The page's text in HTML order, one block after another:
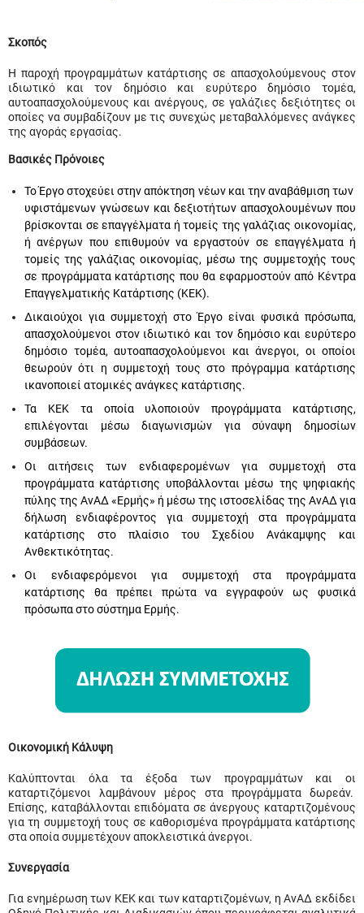
Σκοπός
Η παροχή προγραμμάτων κατάρτισης σε απασχολούμενους στον
ιδιωτικό και τον δημόσιο και ευρύτερο δημόσιο τομέα,
αυτοαπασχολούμενους και ανέργους, σε γαλάζιες δεξιότητες οι
οποίες να συμβαδίζουν με τις συνεχώς μεταβαλλόμενες ανάγκες
της αγοράς εργασίας.
Βασικές Πρόνοιες
Το Έργο στοχεύει στην απόκτηση νέων και την αναβάθμιση των
υφιστάμενων γνώσεων και δεξιοτήτων απασχολουμένων που
βρίσκονται σε επαγγέλματα ή τομείς της γαλάζιας οικονομίας,
ή ανέργων που επιθυμούν να εργαστούν σε επαγγέλματα ή
τομείς της γαλάζιας οικονομίας, μέσω της συμμετοχής τους
σε προγράμματα κατάρτισης που θα εφαρμοστούν από Κέντρα
Επαγγελματικής Κατάρτισης (ΚΕΚ).
Δικαιούχοι για συμμετοχή στο Έργο είναι φυσικά πρόσωπα,
απασχολούμενοι στον ιδιωτικό και τον δημόσιο και ευρύτερο
δημόσιο τομέα, αυτοαπασχολούμενοι και άνεργοι, οι οποίοι
θεωρούν ότι η συμμετοχή τους στο πρόγραμμα κατάρτισης
ικανοποιεί ατομικές ανάγκες κατάρτισης.
Τα ΚΕΚ τα οποία υλοποιούν προγράμματα κατάρτισης,
επιλέγονται μέσω διαγωνισμών για σύναψη δημοσίων
συμβάσεων.
Οι αιτήσεις των ενδιαφερομένων για συμμετοχή στα
προγράμματα κατάρτισης υποβάλλονται μέσω της ψηφιακής
πύλης της ΑνΑΔ «Ερμής» ή μέσω της ιστοσελίδας της ΑνΑΔ για
δήλωση ενδιαφέροντος για συμμετοχή στα προγράμματα
κατάρτισης στο πλαίσιο του Σχεδίου Ανάκαμψης και
Ανθεκτικότητας.
Οι ενδιαφερόμενοι για συμμετοχή στα προγράμματα
κατάρτισης θα πρέπει πρώτα να εγγραφούν ως φυσικά
πρόσωπα στο σύστημα Ερμής.
Οικονομική Κάλυψη
Καλύπτονται όλα τα έξοδα των προγραμμάτων και οι
καταρτιζόμενοι λαμβάνουν μέρος στα προγράμματα δωρεάν.
Επίσης, καταβάλλονται επιδόματα σε άνεργους καταρτιζομένους
για τη συμμετοχή τους σε καθορισμένα προγράμματα κατάρτισης
στα οποία συμμετέχουν αποκλειστικά άνεργοι.
Συνεργασία
Για ενημέρωση των ΚΕΚ και των καταρτιζομένων, η ΑνΑΔ εκδίδει